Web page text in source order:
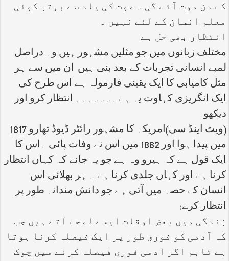
کے دن موت آئے گی ۔ موت کی یاد سے بہتر کوئی
معلم انسان کے لئے نہیں ۔
انتظار بھی حل ہے
مختلف زبانوں میں جو مثلیں مشہور ہیں وہ دراصل
لمبے انسانی تجربات کے بعد بنی ہیں ان میں سے ہر
مثل کامیابی کا ایک یقینی فارمولہ ہے اس طرح کی
ایک انگریزی کہاوت یہ ہے۔۔۔۔۔۔۔ انتظار کرو اور
دیکھو
(ویٹ اینڈ سی)امریکہ کا مشہور رائٹر ڈیوڈ تھارو 1817
میں پیدا ہوا اور 1862 میں اس نے وفات پائی ۔اس کا
ایک قول ہے کہ ہیرو وہ ہے جو یہ جانے کہ کہاں انتظار
کرنا ہے اور کہاں جلدی کرنا ہے ۔ ہر بھلائی اس
انسان کے حصہ میں آتی ہے جو دانش مندانہ طور پر
انتظار کرے:
زندگی میں بعض اوقات ایسے لمحے آتے ہیں جب
کہ آدمی کو فوری طور پر ایک فیصلہ کرنا ہوتا
ہے تاہم اگر آدمی فوری فیصلہ کرنے میں چوک